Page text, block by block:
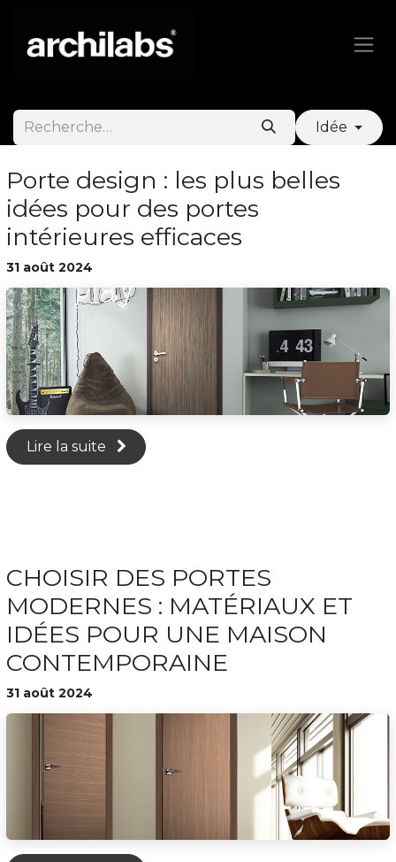
Idée
Porte design : les plus belles
idées pour des portes
intérieures efficaces
31 août 2024
Lire la suite
CHOISIR DES PORTES
MODERNES : MATÉRIAUX ET
IDÉES POUR UNE MAISON
CONTEMPORAINE
31 août 2024